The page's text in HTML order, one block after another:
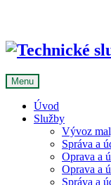
Menu
Úvod
Služby
Vývoz
Správa a
Oprava a
Oprava a
Správa a